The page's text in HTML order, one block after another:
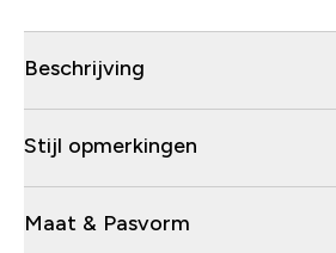
Beschrijving
Stijl opmerkingen
Maat & Pasvorm